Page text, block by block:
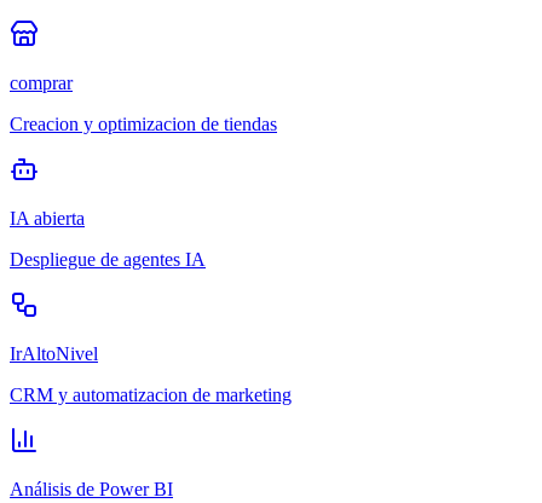
comprar
Creacion y optimizacion de tiendas
IA abierta
Despliegue de agentes IA
IrAltoNivel
CRM y automatizacion de marketing
Análisis de Power BI